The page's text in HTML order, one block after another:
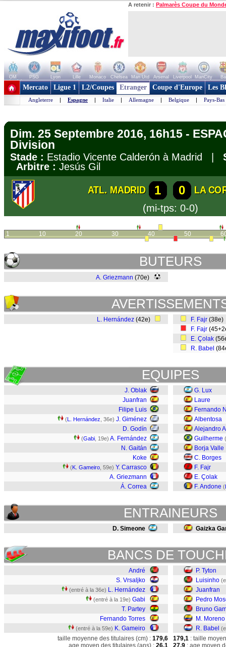
A retenir : Palmarès Coupe du
OM PSG Lyon Lille Monaco Chelsea Man Utd Arsenal Liverpool ManCity
+ de clubs
Mercato Ligue 1 L2/Coupes Etranger Coupe d'Europe Les
Angleterre | Espagne | Italie | Allemagne | Belgique | Pays-Bas
Dim. 25 Septembre 2016, 16h15 -
Division
Stade : Estadio Vicente Calderón à Madrid |
Arbitre : Jesús Gil
ATL. MADRID 1 0
LA
(mi-tps: 0-0)
1 10 20 30 40 50
BUTEURS
A. Griezmann (70e)
L. Hernández (42e) F. Fajr (38e)
F. Fajr
E. Çolak
R. Babel
EQUIPES
J. Oblak
Juanfran
Filipe Luis
(L. Hernández , 36e) J. Giménez
D. Godín
(Gabi , 19e) A. Fernández
N. Gaitán
Koke
(K. Gameiro , 59e) Y. Carrasco
A. Griezmann
Á. Correa
G. Lux
Laure
Fernando
Albentosa
Alejandro
Guilherme (
Borja Valle
C. Borges
F. Fajr
E. Çolak
F. Andone (
ENTRAINEURS
D. Simeone Gaizka
BANCS DE
André
S. Vrsaljko
(entré à la 36e) L. Hernández
(entré à la 19e) Gabi
T. Partey
Fernando Torres
(entré à la 59e) K. Gameiro
P. Tyton
Luisinho
Juanfran
Pedro
Bruno
M. Moreno
R. Babel
taille moyenne des titulaires (cm) : 179,6
age moyen des titulaires (ans) : 26,1
179,1 : taille
27,9 : age moyen